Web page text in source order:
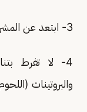
3- ابتعد عن المشروبات الغازية.
4- لا تفرط
والبروتينات